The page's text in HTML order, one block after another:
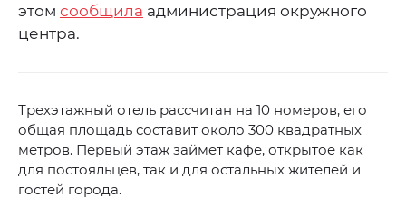
этом сообщила администрация окружного
центра.
Трехэтажный отель рассчитан на 10 номеров, его
общая площадь составит около 300 квадратных
метров. Первый этаж займет кафе, открытое как
для постояльцев, так и для остальных жителей и
гостей города.